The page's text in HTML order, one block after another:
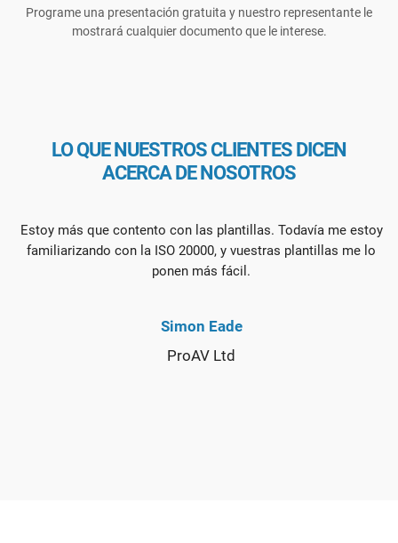
Programe una presentación gratuita y nuestro representante le
mostrará cualquier documento que le interese.
LO QUE NUESTROS CLIENTES DICEN
ACERCA DE NOSOTROS
Estoy más que contento con las plantillas. Todavía me estoy
familiarizando con la ISO 20000, y vuestras plantillas me lo
ponen más fácil.
Simon Eade
ProAV Ltd